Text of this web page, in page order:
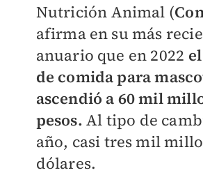
Nutrición Animal (
afirma en su más
anuario que en 2022
de comida para
ascendió a 60 mil
pesos. Al tipo de
año, casi tres mil
dólares.